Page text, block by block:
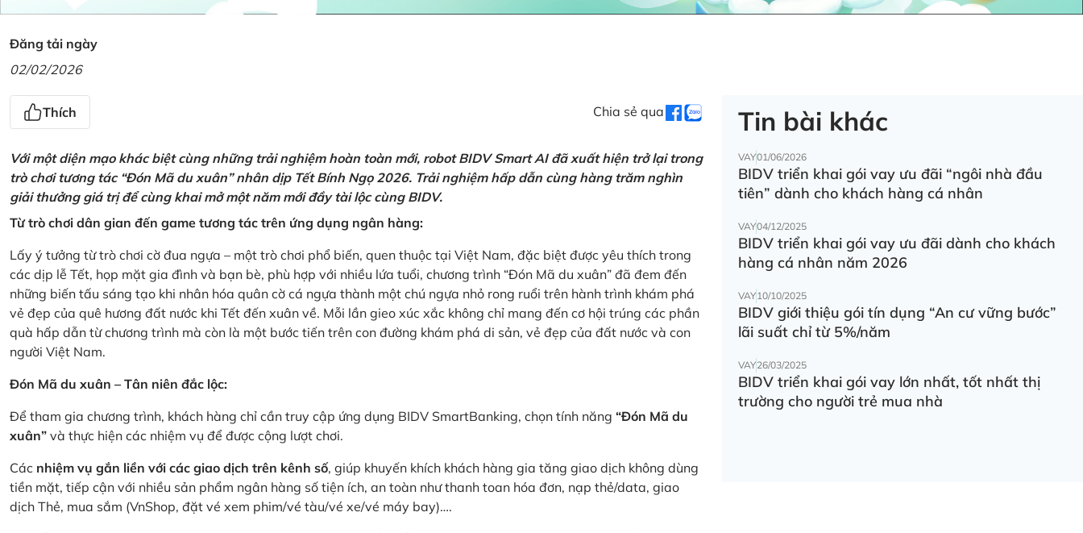
Đăng tải ngày
02/02/2026
Thích Chia sẻ qua
Với một diện mạo khác biệt cùng những trải nghiệm hoàn toàn mới, robot BIDV Smart AI đã xuất hiện trở lại trong
trò chơi tương tác “Đón Mã du xuân” nhân dịp Tết Bính Ngọ 2026. Trải nghiệm hấp dẫn cùng hàng trăm nghìn
giải thưởng giá trị để cùng khai mở một năm mới đầy tài lộc cùng BIDV.
Từ trò chơi dân gian đến game tương tác trên ứng dụng ngân hàng:
Lấy ý tưởng từ trò chơi cờ đua ngựa – một trò chơi phổ biến, quen thuộc tại Việt Nam, đặc biệt được yêu thích trong
các dịp lễ Tết, họp mặt gia đình và bạn bè, phù hợp với nhiều lứa tuổi, chương trình “Đón Mã du xuân” đã đem đến
những biến tấu sáng tạo khi nhân hóa quân cờ cá ngựa thành một chú ngựa nhỏ rong ruổi trên hành trình khám phá
vẻ đẹp của quê hương đất nước khi Tết đến xuân về. Mỗi lần gieo xúc xắc không chỉ mang đến cơ hội trúng các phần
quà hấp dẫn từ chương trình mà còn là một bước tiến trên con đường khám phá di sản, vẻ đẹp của đất nước và con
người Việt Nam.
Đón Mã du xuân – Tân niên đắc lộc:
Để tham gia chương trình, khách hàng chỉ cần truy cập ứng dụng BIDV SmartBanking, chọn tính năng “Đón Mã du
xuân” và thực hiện các nhiệm vụ để được cộng lượt chơi.
Các nhiệm vụ gắn liền với các giao dịch trên kênh số, giúp khuyến khích khách hàng gia tăng giao dịch không dùng
tiền mặt, tiếp cận với nhiều sản phẩm ngân hàng số tiện ích, an toàn như thanh toan hóa đơn, nạp thẻ/data, giao
dịch Thẻ, mua sắm (VnShop, đặt vé xem phim/vé tàu/vé xe/vé máy bay)….
Tin bài khác
VAY01/06/2026
BIDV triển khai gói vay ưu đãi “ngôi nhà đầu
tiên” dành cho khách hàng cá nhân
VAY04/12/2025
BIDV triển khai gói vay ưu đãi dành cho khách
hàng cá nhân năm 2026
VAY10/10/2025
BIDV giới thiệu gói tín dụng “An cư vững bước”
lãi suất chỉ từ 5%/năm
VAY26/03/2025
BIDV triển khai gói vay lớn nhất, tốt nhất thị
trường cho người trẻ mua nhà